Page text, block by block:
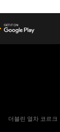
더블린 열차 코르크